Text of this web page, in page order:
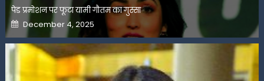
पेड प्रमोशन पर फूटा यामी गौतम का गुस्सा
Posted
on
December 4, 2025